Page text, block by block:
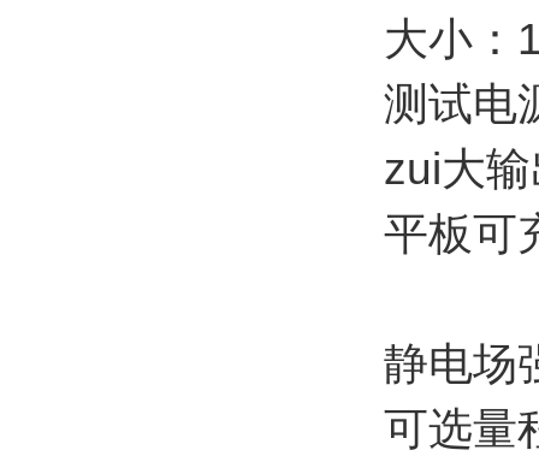
大小：
测试电
zui大
平板可
静电场
可选量